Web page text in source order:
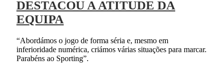
DESTACOU A ATITUDE DA
EQUIPA
“Abordámos o jogo de forma séria e, mesmo em
inferioridade numérica, criámos várias situações para marcar.
Parabéns ao Sporting”.